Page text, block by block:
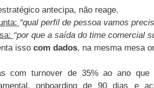
antecipa, não reage.
“qual perfil de pessoa vamos
“por que a saída do time comercial
isso com dados, na mesma mesa
com turnover de 35% ao ano que
onboarding de 90 dias e